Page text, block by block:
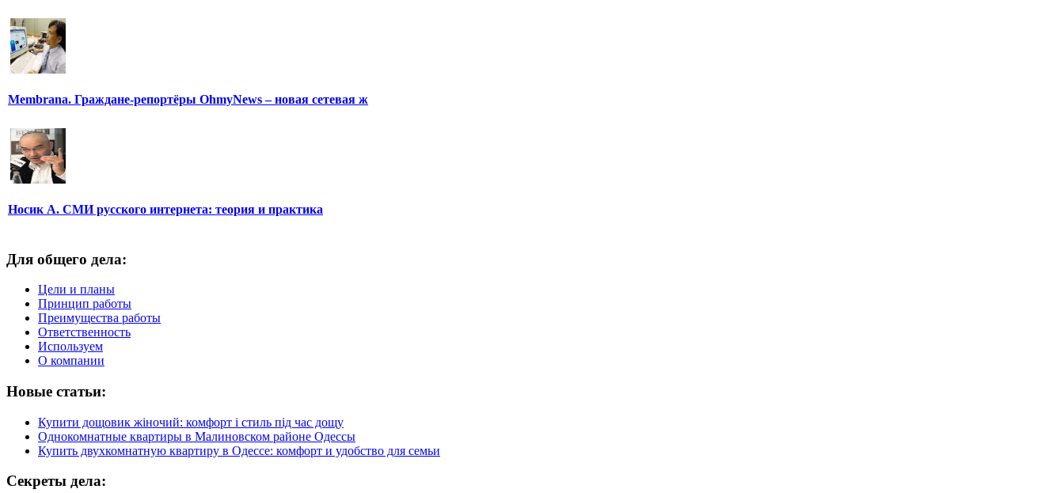
Membrana. Граждане-репортёры OhmyNews – новая сетевая ж
Носик А. СМИ русского интернета: теория и практика
Для общего дела:
Цели и планы
Принцип работы
Преимущества работы
Ответственность
Используем
О компании
Новые статьи:
Купити дощовик жіночий: комфорт і стиль під час дощу
Однокомнатные квартиры в Малиновском районе Одессы
Купить двухкомнатную квартиру в Одессе: комфорт и удобство для семьи
Секреты дела: